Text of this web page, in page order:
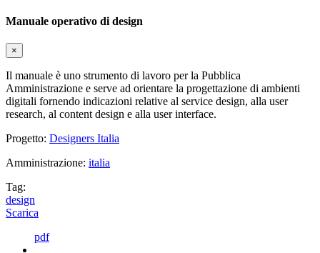
Manuale operativo di design
×
Il manuale è uno strumento di lavoro per la Pubblica
Amministrazione e serve ad orientare la progettazione di ambienti
digitali fornendo indicazioni relative al service design, alla user
research, al content design e alla user interface.
Progetto: Designers Italia
Amministrazione: italia
Tag:
design
Scarica
pdf